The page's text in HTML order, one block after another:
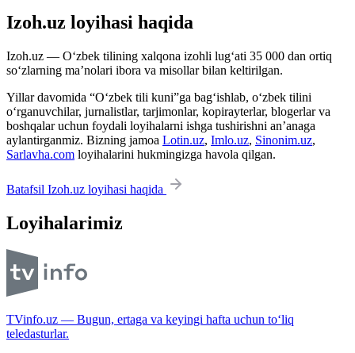
Izoh.uz loyihasi haqida
Izoh.uz — O‘zbek tilining xalqona izohli lug‘ati 35 000 dan ortiq
so‘zlarning ma’nolari ibora va misollar bilan keltirilgan.
Yillar davomida “O‘zbek tili kuni”ga bag‘ishlab, o‘zbek tilini
o‘rganuvchilar, jurnalistlar, tarjimonlar, kopirayterlar, blogerlar va
boshqalar uchun foydali loyihalarni ishga tushirishni an’anaga
aylantirganmiz. Bizning jamoa Lotin.uz, Imlo.uz, Sinonim.uz,
Sarlavha.com loyihalarini hukmingizga havola qilgan.
Batafsil Izoh.uz loyihasi haqida
Loyihalarimiz
TVinfo.uz — Bugun, ertaga va keyingi hafta uchun to‘liq
teledasturlar.